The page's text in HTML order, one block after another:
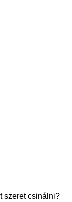
szeret csinálni?